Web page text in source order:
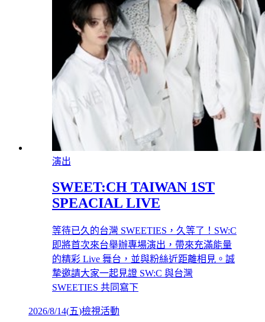
演出
SWEET:CH TAIWAN 1ST
SPEACIAL LIVE
等待已久的台灣 SWEETIES，久等了！SW:C
即將首次來台舉辦專場演出，帶來充滿能量
的精彩 Live 舞台，並與粉絲近距離相見。誠
摯邀請大家一起見證 SW:C 與台灣
SWEETIES 共同寫下
2026/8/14(五)檢視活動